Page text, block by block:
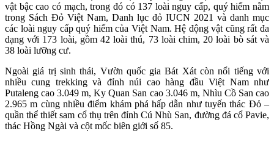
vật bậc cao có mạch, trong đó có 137 loài nguy cấp, quý hiếm nằm
trong Sách Đỏ Việt Nam, Danh lục đỏ IUCN 2021 và danh mục
các loài nguy cấp quý hiếm của Việt Nam. Hệ động vật cũng rất đa
dạng với 173 loài, gồm 42 loài thú, 73 loài chim, 20 loài bò sát và
38 loài lưỡng cư.
Ngoài giá trị sinh thái, Vườn quốc gia Bát Xát còn nổi tiếng với
nhiều cung trekking và đỉnh núi cao hàng đầu Việt Nam như
Putaleng cao 3.049 m, Ky Quan San cao 3.046 m, Nhìu Cồ San cao
2.965 m cùng nhiều điểm khám phá hấp dẫn như tuyến thác Đỏ –
quần thể thiết sam cổ thụ trên đỉnh Cú Nhù San, đường đá cổ Pavie,
thác Hồng Ngài và cột mốc biên giới số 85.